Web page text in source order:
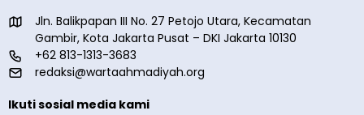
Jln. Balikpapan III No. 27 Petojo Utara, Kecamatan
Gambir, Kota Jakarta Pusat – DKI Jakarta 10130
+62 813-1313-3683
redaksi@wartaahmadiyah.org
Ikuti sosial media kami